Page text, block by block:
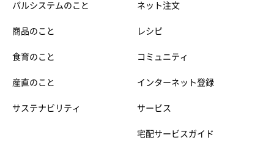
パルシステムのこと
商品のこと
食育のこと
産直のこと
サステナビリティ
ネット注文
レシピ
コミュニティ
インターネット登録
サービス
宅配サービスガイド